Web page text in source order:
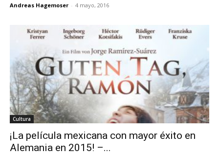
Andreas Hagemoser - 4 mayo, 2016
Cultura
¡La película mexicana con mayor éxito en
Alemania en 2015! –...